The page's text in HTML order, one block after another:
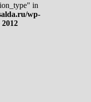
in
wp-
2012